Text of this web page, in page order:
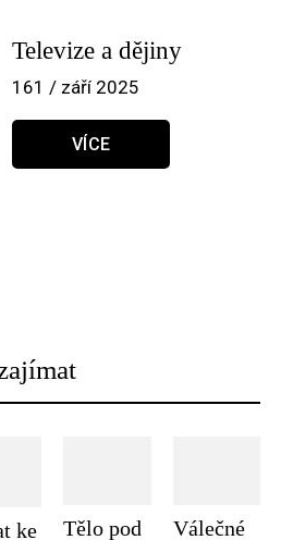
Televize a dějiny
161 / září 2025
VÍCE
ke
Tělo pod
Válečné